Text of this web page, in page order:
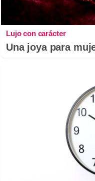
Lujo con carácter
Una joya para